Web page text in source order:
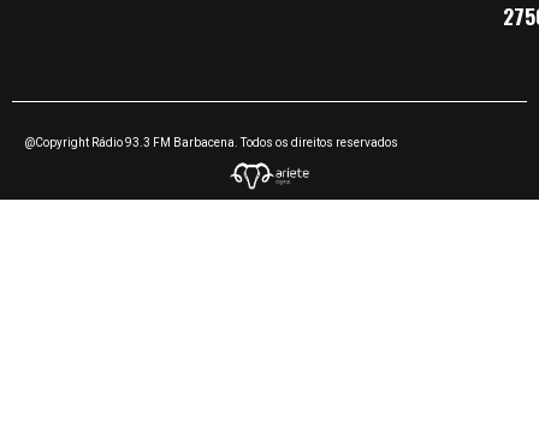
@Copyright Rádio 93.3 FM Barbacena. Todos os direitos reservados